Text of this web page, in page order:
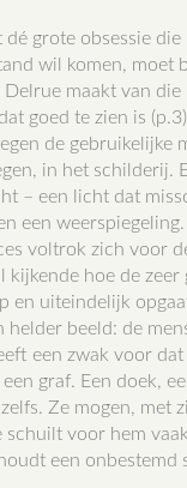
dé grote obsessie
wil komen, moet
maakt van
goed te zien is
de gebruikelijke
in het
– een licht dat
een
voltrok zich voor
kijkende hoe de
en uiteindelijk
beeld: de
een zwak voor
graf. Een doek,
Ze mogen,
schuilt voor hem
een